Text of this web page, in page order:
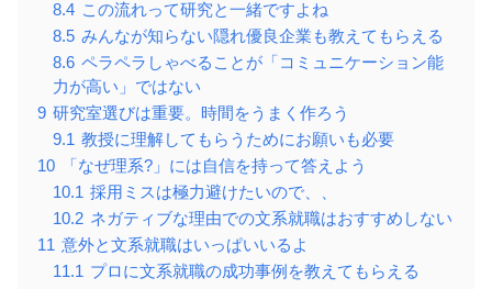
8.4 この流れって研究と一緒ですよね
8.5 みんなが知らない隠れ優良企業も教えてもらえる
8.6 ペラペラしゃべることが「コミュニケーション能
力が高い」ではない
9 研究室選びは重要。時間をうまく作ろう
9.1 教授に理解してもらうためにお願いも必要
10
「なぜ理系?」には自信を持って答えよう
10.1 採用ミスは極力避けたいので、、
10.2 ネガティブな理由での文系就職はおすすめしない
11 意外と文系就職はいっぱいいるよ
11.1 プロに文系就職の成功事例を教えてもらえる